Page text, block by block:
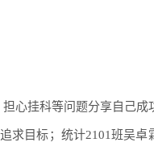
心挂科等问题分享自己成
求目标；统计2101班吴卓